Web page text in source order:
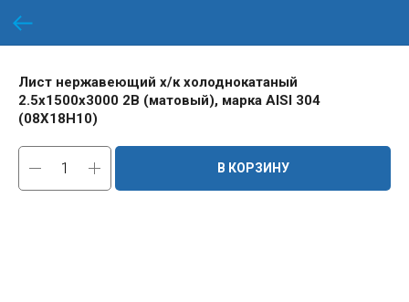
Лист нержавеющий х/к холоднокатаный
2.5х1500х3000 2B (матовый), марка AISI 304
(08Х18Н10)
В КОРЗИНУ